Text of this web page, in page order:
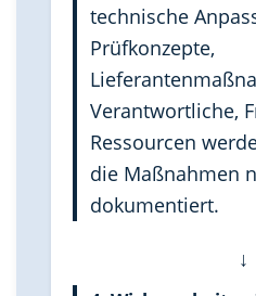
technische
Prüfkonzepte,
Verantwortliche,
Ressourcen
die Maßnahmen
dokumentiert.
↓